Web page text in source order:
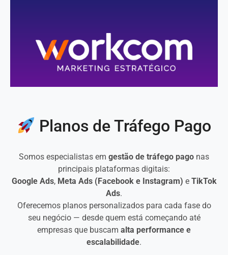
Planos de Tráfego Pago
Somos especialistas em gestão de tráfego pago nas
principais plataformas digitais:
Google Ads, Meta Ads (Facebook e Instagram) e TikTok
Ads.
Oferecemos planos personalizados para cada fase do
seu negócio — desde quem está começando até
empresas que buscam alta performance e
escalabilidade.